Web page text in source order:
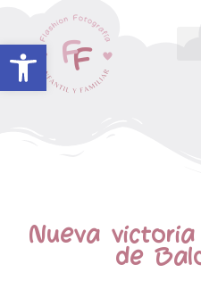
Abrir barra de
Nueva
de